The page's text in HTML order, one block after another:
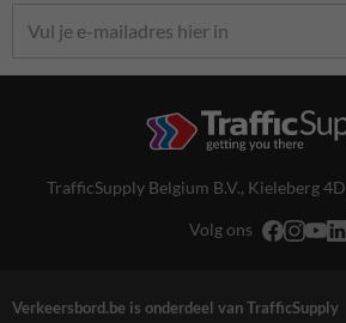
TrafficSupply Belgium B.V., Kieleberg 4D
Volg ons
Verkeersbord.be is onderdeel van TrafficSupply